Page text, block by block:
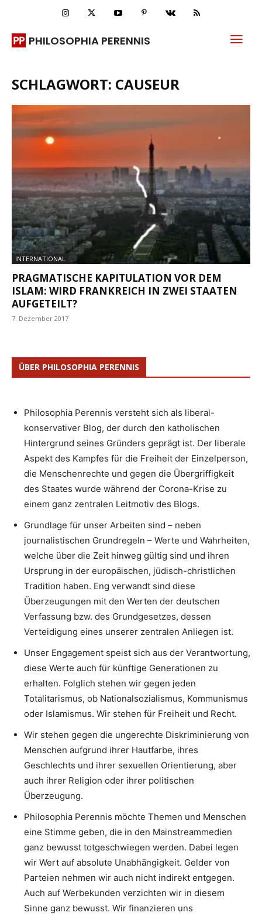
PHILOSOPHIA PERENNIS
SCHLAGWORT: CAUSEUR
INTERNATIONAL
PRAGMATISCHE KAPITULATION VOR DEM
ISLAM: WIRD FRANKREICH IN ZWEI STAATEN
AUFGETEILT?
7. Dezember 2017
ÜBER PHILOSOPHIA PERENNIS
Philosophia Perennis versteht sich als liberal-
konservativer Blog, der durch den katholischen
Hintergrund seines Gründers geprägt ist. Der liberale
Aspekt des Kampfes für die Freiheit der Einzelperson,
die Menschenrechte und gegen die Übergriffigkeit
des Staates wurde während der Corona-Krise zu
einem ganz zentralen Leitmotiv des Blogs.
Grundlage für unser Arbeiten sind – neben
journalistischen Grundregeln – Werte und Wahrheiten,
welche über die Zeit hinweg gültig sind und ihren
Ursprung in der europäischen, jüdisch-christlichen
Tradition haben. Eng verwandt sind diese
Überzeugungen mit den Werten der deutschen
Verfassung bzw. des Grundgesetzes, dessen
Verteidigung eines unserer zentralen Anliegen ist.
Unser Engagement speist sich aus der Verantwortung,
diese Werte auch für künftige Generationen zu
erhalten. Folglich stehen wir gegen jeden
Totalitarismus, ob Nationalsozialismus, Kommunismus
oder Islamismus. Wir stehen für Freiheit und Recht.
Wir stehen gegen die ungerechte Diskriminierung von
Menschen aufgrund ihrer Hautfarbe, ihres
Geschlechts und ihrer sexuellen Orientierung, aber
auch ihrer Religion oder ihrer politischen
Überzeugung.
Philosophia Perennis möchte Themen und Menschen
eine Stimme geben, die in den Mainstreammedien
ganz bewusst totgeschwiegen werden. Dabei legen
wir Wert auf absolute Unabhängigkeit. Gelder von
Parteien nehmen wir auch nicht indirekt entgegen.
Auch auf Werbekunden verzichten wir in diesem
Sinne ganz bewusst. Wir finanzieren uns